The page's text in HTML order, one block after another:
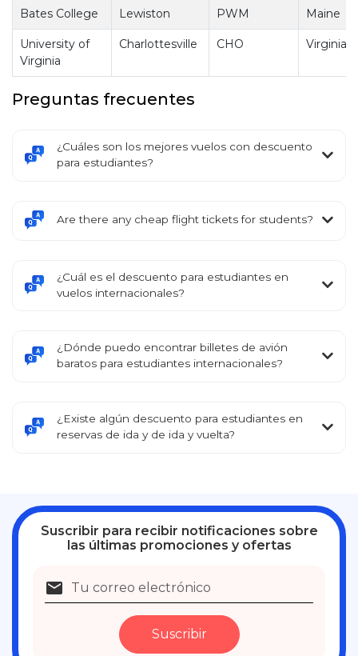
Bates College Lewiston PWM Maine
University of
Virginia
Charlottesville CHO Virginia
Preguntas frecuentes
¿Cuáles son los mejores vuelos con descuento
para estudiantes?
Are there any cheap flight tickets for students?
¿Cuál es el descuento para estudiantes en
vuelos internacionales?
¿Dónde puedo encontrar billetes de avión
baratos para estudiantes internacionales?
¿Existe algún descuento para estudiantes en
reservas de ida y de ida y vuelta?
Suscribir para recibir notificaciones sobre
las últimas promociones y ofertas
Suscribir